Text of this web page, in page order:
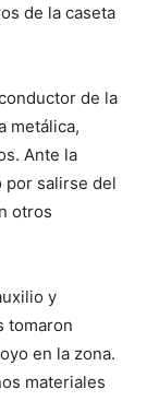
de la caseta
de la
metálica,
Ante la
por salirse del
otros
y
tomaron
en la zona.
materiales